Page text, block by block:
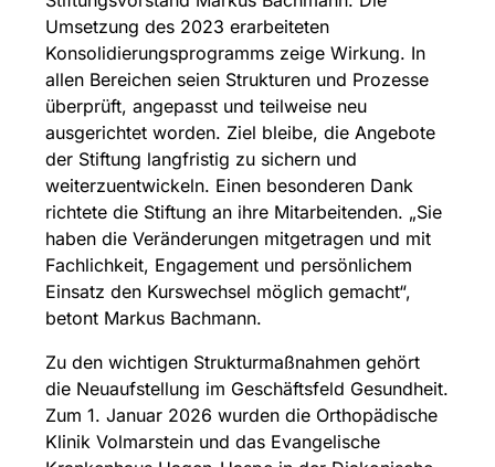
Umsetzung des 2023 erarbeiteten
Konsolidierungsprogramms zeige Wirkung. In
allen Bereichen seien Strukturen und Prozesse
überprüft, angepasst und teilweise neu
ausgerichtet worden. Ziel bleibe, die Angebote
der Stiftung langfristig zu sichern und
weiterzuentwickeln. Einen besonderen Dank
richtete die Stiftung an ihre Mitarbeitenden. „Sie
haben die Veränderungen mitgetragen und mit
Fachlichkeit, Engagement und persönlichem
Einsatz den Kurswechsel möglich gemacht“,
betont Markus Bachmann.
Zu den wichtigen Strukturmaßnahmen gehört
die Neuaufstellung im Geschäftsfeld Gesundheit.
Zum 1. Januar 2026 wurden die Orthopädische
Klinik Volmarstein und das Evangelische